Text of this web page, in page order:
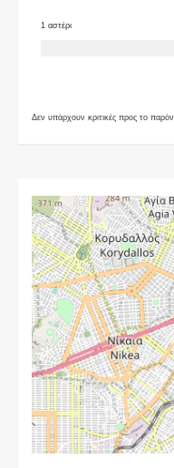
1 αστέρι
Δεν υπάρχουν κριτικές προς το παρόν